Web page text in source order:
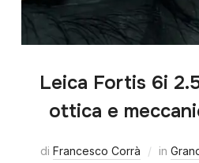
Leica Fortis 6i
ottica e
di Francesco Corrà in